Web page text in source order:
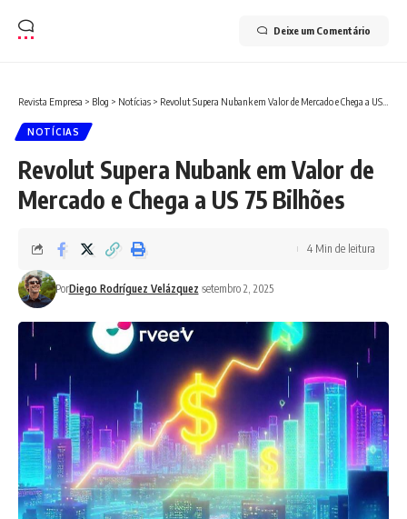
Deixe um Comentário
Revista Empresa > Blog > Notícias > Revolut Supera Nubank em Valor de Mercado e Chega a US 75 Bilhões
NOTÍCIAS
Revolut Supera Nubank em Valor de
Mercado e Chega a US 75 Bilhões
PorDiego Rodríguez Velázquez setembro 2, 2025
4 Min de leitura